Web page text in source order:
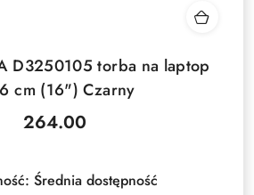
D3250105 torba na laptop
cm (16") Czarny
Cena:
264.00
Średnia dostępność